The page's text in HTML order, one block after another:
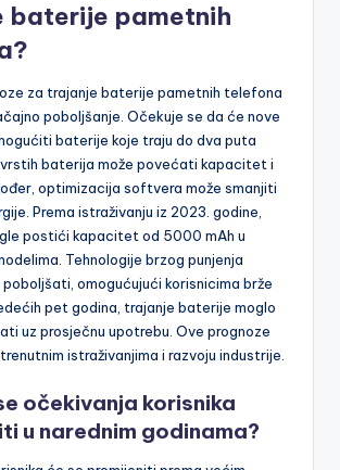
baterije pametnih
za trajanje baterije pametnih telefona
poboljšanje. Očekuje se da će nove
baterije koje traju do dva puta
baterija može povećati kapacitet i
optimizacija softvera može smanjiti
Prema istraživanju iz 2023. godine,
postići kapacitet od 5000 mAh u
Tehnologije brzog punjenja
omogućujući korisnicima brže
pet godina, trajanje baterije moglo
uz prosječnu upotrebu. Ove prognoze
istraživanjima i razvoju industrije.
očekivanja korisnika
u narednim godinama?